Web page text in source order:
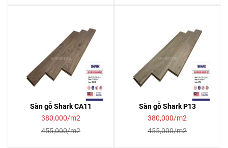
Sàn gỗ Shark CA11
380,000/m2
455,000/m2
Sàn gỗ Shark P13
380,000/m2
455,000/m2